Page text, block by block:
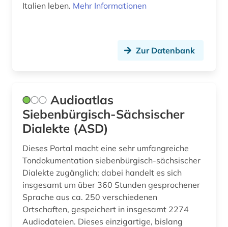
gesellschaft (1)
griechisch (3)
handschrift (1)
hennin (1)
hispanistik (60)
hispanoamerikanisch (1)
historische sprachwissenschaft (1)
Italien leben. Mehr Informationen
Zur Datenbank
Audioatlas
Siebenbürgisch-Sächsischer
Dialekte (ASD)
Dieses Portal macht eine sehr umfangreiche
Tondokumentation siebenbürgisch-sächsischer
Dialekte zugänglich; dabei handelt es sich
insgesamt um über 360 Stunden gesprochener
Sprache aus ca. 250 verschiedenen
Ortschaften, gespeichert in insgesamt 2274
Audiodateien. Dieses einzigartige, bislang